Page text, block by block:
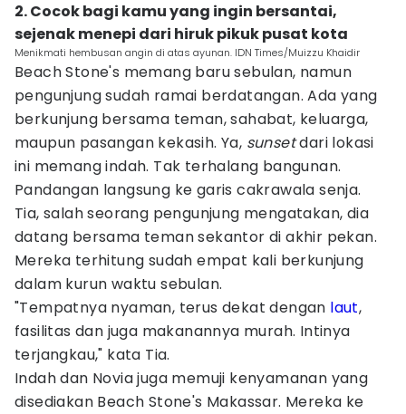
2. Cocok bagi kamu yang ingin bersantai,
sejenak menepi dari hiruk pikuk pusat kota
Menikmati hembusan angin di atas ayunan. IDN Times/Muizzu Khaidir
Beach Stone's memang baru sebulan, namun
pengunjung sudah ramai berdatangan. Ada yang
berkunjung bersama teman, sahabat, keluarga,
maupun pasangan kekasih. Ya, sunsetdari lokasi
ini memang indah. Tak terhalang bangunan.
Pandangan langsung ke garis cakrawala senja.
Tia, salah seorang pengunjung mengatakan, dia
datang bersama teman sekantor di akhir pekan.
Mereka terhitung sudah empat kali berkunjung
dalam kurun waktu sebulan.
"Tempatnya nyaman, terus dekat dengan laut,
fasilitas dan juga makanannya murah. Intinya
terjangkau," kata Tia.
Indah dan Novia juga memuji kenyamanan yang
disediakan Beach Stone's Makassar. Mereka ke